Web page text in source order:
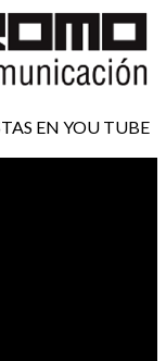
EN YOU TUBE